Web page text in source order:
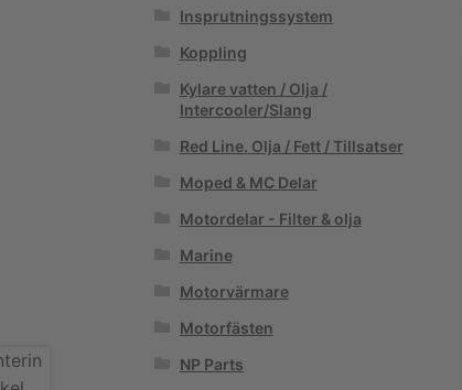
Insprutningssystem
Koppling
Kylare vatten / Olja /
Intercooler/Slang
Red Line. Olja / Fett / Tillsatser
Moped & MC Delar
Motordelar - Filter & olja
Marine
Motorvärmare
Motorfästen
NP Parts